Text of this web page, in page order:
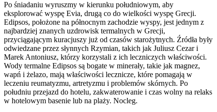
Po śniadaniu wyruszmy w kierunku południowym, aby
eksplorować wyspę Evia, drugą co do wielkości wyspę Grecji.
Edipsos, położone na północnym zachodzie wyspy, jest jednym z
najbardziej znanych uzdrowisk termalnych w Grecji,
przyciągającym kuracjuszy już od czasów starożytnych. Źródła były
odwiedzane przez słynnych Rzymian, takich jak Juliusz Cezar i
Marek Antoniusz, którzy korzystali z ich leczniczych właściwości.
Wody termalne Edipsos są bogate w minerały, takie jak magnez,
wapń i żelazo, mają właściwości lecznicze, które pomagają w
leczeniu reumatyzmu, artretyzmu i problemów skórnych. Po
południu przejazd do hotelu, zakwaterowanie i czas wolny na relaks
w hotelowym basenie lub na plaży. Nocleg.